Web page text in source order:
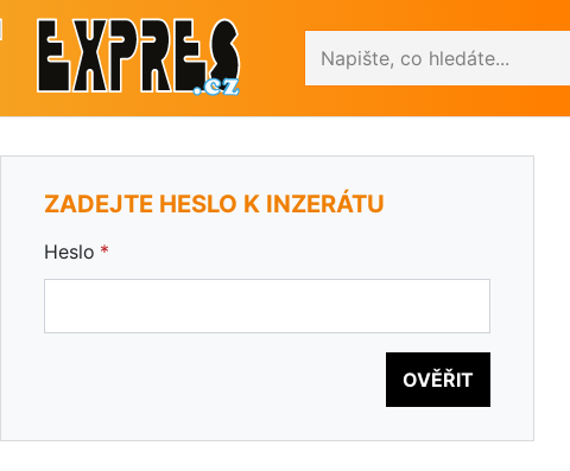
ZADEJTE HESLO K INZERÁTU
Heslo
OVĚŘIT